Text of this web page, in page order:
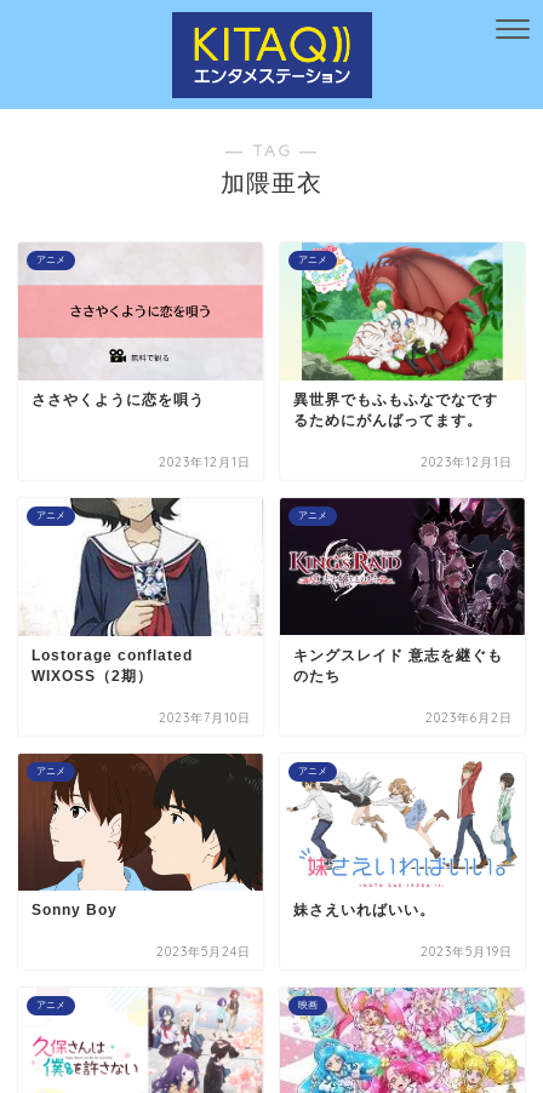
― TAG ―
加隈亜衣
アニメ
ささやくように恋を唄う
2023年12月1日
アニメ
異世界でもふもふなでなです
るためにがんばってます。
2023年12月1日
アニメ
Lostorage conflated
WIXOSS（2期）
2023年7月10日
アニメ
キングスレイド 意志を継ぐも
のたち
2023年6月2日
アニメ
Sonny Boy
2023年5月24日
アニメ
妹さえいればいい。
2023年5月19日
アニメ 映画